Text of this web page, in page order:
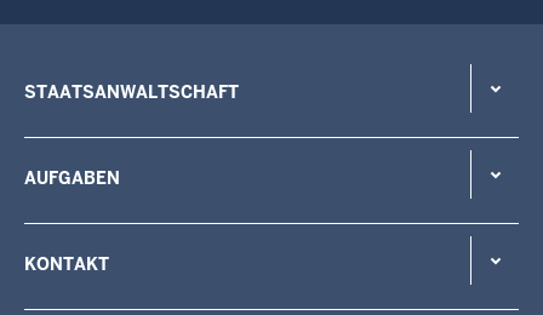
STAATSANWALTSCHAFT
AUFGABEN
KONTAKT